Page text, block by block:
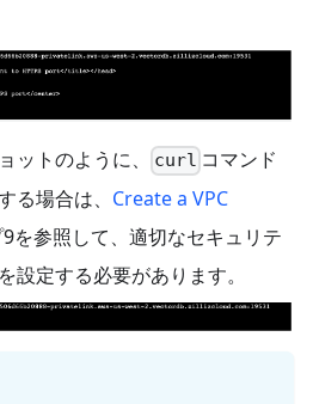
ットのように、 curl コマンド
る場合は、 Create a VPC
を参照して、適切なセキュリテ
設定する必要があります。